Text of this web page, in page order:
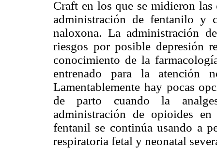
Craft en los que se midieron las
administración de fentanilo y
naloxona. La administración
riesgos por posible depresión
conocimiento de la
entrenado para la atención
Lamentablemente hay pocas
de parto cuando la
administración de opioides
fentanil se continúa usando a
respiratoria fetal y neonatal